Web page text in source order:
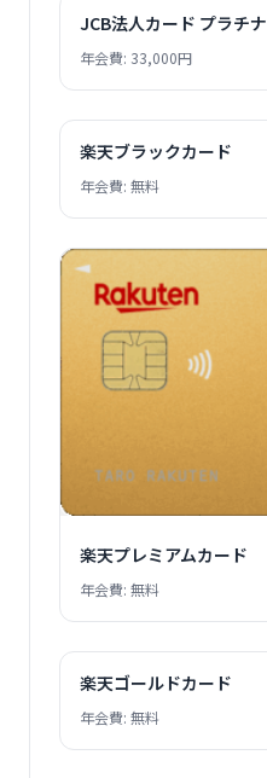
JCB法人カード プラチナ
年会費: 33,000円
楽天ブラックカード
年会費: 無料
楽天プレミアムカード
年会費: 無料
楽天ゴールドカード
年会費: 無料